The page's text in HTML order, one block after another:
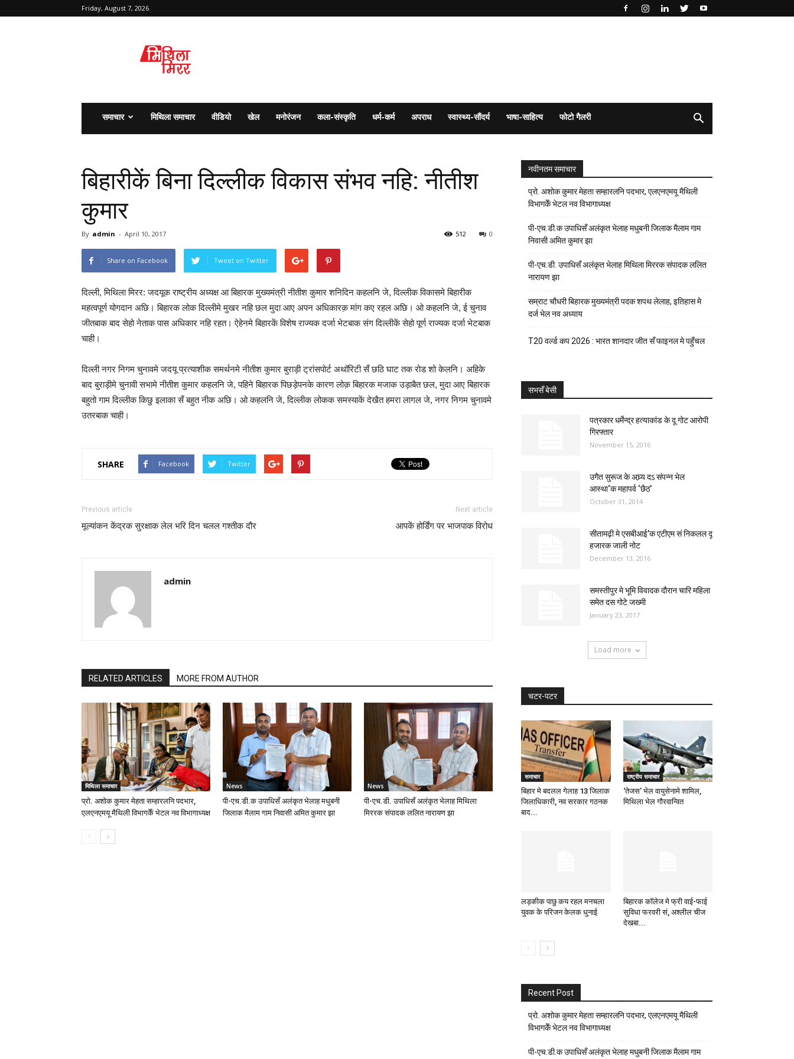
Friday, August 7, 2026
समाचार मिथिला समाचार वीडियो खेल मनोरंजन कला-संस्कृति धर्म-कर्म अपराध स्वास्थ्य-सौंदर्य भाषा-साहित्य फोटो गैलरी
बिहारीकें बिना दिल्लीक विकास संभव नहि: नीतीश
कुमार
By admin - April 10, 2017 0
512
Share on Facebook Tweet on Twitter
दिल्ली, मिथिला मिरर: जदयूक राष्ट्रीय अध्यक्ष आ बिहारक मुख्यमंत्री नीतीश कुमार शनिदिन कहलनि जे, दिल्लीक विकासमे बिहारीक
महत्वपूर्ण योगदान अछि। बिहारक लोक दिल्लीमे मुखर नहि छल मुदा आए अपन अधिकारक़ मांग कए रहल अछि। ओ कहलनि जे, ई चुनाव
जीतबाक बाद सेहो नेताक पास अधिकार नहि रहत। ऐहेनमे बिहारकें विशेष राज्यक दर्जा भेटबाक संग दिल्लीकें सेहो पूर्ण राज्यक दर्जा भेटबाक
चाही।
दिल्ली नगर निगम चुनावमे जदयू प्रत्याशीक समर्थनमे नीतीश कुमार बुराड़ी ट्रांसपोर्ट अथॉरिटी सँ छठि घाट तक रोड शो केलनि। अहिके
बाद बुराड़ीमे चुनावी सभामे नीतीश कुमार कहलनि जे, पहिने बिहारक पिछड़ेपनके कारण लोक़ बिहारक मजाक उड़ाबैत छल, मुदा आए बिहारक
बहुतो गाम दिल्लीक किछु इलाका सँ बहुत नीक अछि। ओ कहलनि जे, दिल्लीक लोकक समस्याकें देखैत हमरा लागल जे, नगर निगम चुनावमे
उतरबाक चाही।
SHARE Facebook Twitter
Previous article
मूल्यांकन केंद्रक सुरक्षाक लेल भरि दिन चलल गश्तीक दौर
Next article
आपकें होर्डिंग पर भाजपाक विरोध
admin
RELATED ARTICLES MORE FROM AUTHOR
मिथिला समाचार
प्रो. अशोक कुमार मेहता सम्हारलनि पदभार,
एलएनएमयू मैथिली विभागकेँ भेटल नव विभागाध्यक्ष
News
पी-एच.डी.क उपाधिसँ अलंकृत भेलाह मधुबनी
जिलाक मैलाम गाम निवासी अमित कुमार झा
News
पी-एच.डी. उपाधिसँ अलंकृत भेलाह मिथिला
मिररक संपादक ललित नारायण झा
नवीनतम समाचार
प्रो. अशोक कुमार मेहता सम्हारलनि पदभार, एलएनएमयू मैथिली
विभागकेँ भेटल नव विभागाध्यक्ष
पी-एच.डी.क उपाधिसँ अलंकृत भेलाह मधुबनी जिलाक मैलाम गाम
निवासी अमित कुमार झा
पी-एच.डी. उपाधिसँ अलंकृत भेलाह मिथिला मिररक संपादक ललित
नारायण झा
सम्राट चौधरी बिहारक मुख्यमंत्री पदक शपथ लेलाह, इतिहास मे
दर्ज भेल नव अध्याय
T20 वर्ल्ड कप 2026 : भारत शानदार जीत सँ फाइनल मे पहुँचल
सभसँ बेसी
पत्रकार धर्मेन्द्र हत्याकांड के दू गोट आरोपी
गिरफ्तार
November 15, 2016
उगैत सुरूज के अघ्र्य दऽ संपन्न भेल
आस्था‘क महापर्व ‘छैठ’
October 31, 2014
सीतामढ़ी मे एसबीआई’क एटीएम सं निकलल दू
हजारक जाली नोट
December 13, 2016
समस्तीपुर मे भूमि विवादक दौरान चारि महिला
समेत दस गोटे जख्मी
January 23, 2017
Load more
चटर-पटर
समाचार
बिहार मे बदलल गेलाह 13 जिलाक
जिलाधिकारी, नव सरकार गठनक
बाद...
राष्ट्रीय समाचार
‘तेजस’ भेल वायुसेनामे शामिल,
मिथिला भेल गौरवान्वित
लड़कीक पाछु कय रहल मनचला
युवक के परिजन केलक धुनाई
बिहारक कॉलेज मे फ्री वाई-फाई
सुविधा फरवरी सं, अश्लील चीज
देखबा...
Recent Post
प्रो. अशोक कुमार मेहता सम्हारलनि पदभार, एलएनएमयू मैथिली
विभागकेँ भेटल नव विभागाध्यक्ष
पी-एच.डी.क उपाधिसँ अलंकृत भेलाह मधुबनी जिलाक मैलाम गाम